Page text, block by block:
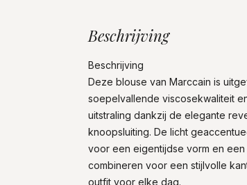
Beschrijving
Beschrijving
Deze blouse van Marccain is
soepelvallende viscosekwaliteit
uitstraling dankzij de elegante
knoopsluiting. De licht
voor een eigentijdse vorm en
combineren voor een stijlvolle
outfit voor elke dag.